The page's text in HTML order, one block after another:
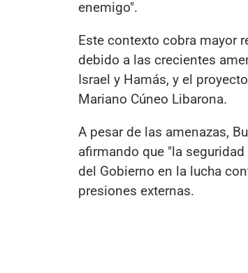
enemigo".
Este contexto cobra mayor
debido a las crecientes
Israel y Hamás, y el
Mariano Cúneo Libarona.
A pesar de las amenazas,
afirmando que "la
del Gobierno en la lucha
presiones externas.